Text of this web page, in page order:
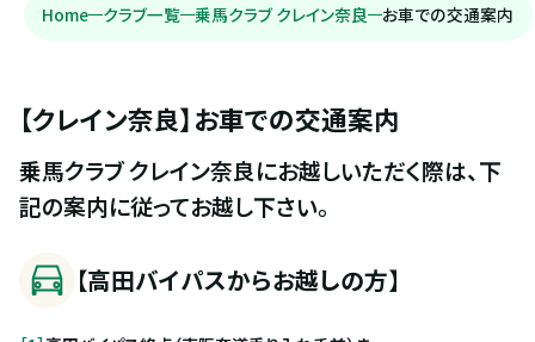
Home クラブ一覧 乗馬クラブ クレイン奈良 お車での交通案内
【クレイン奈良】お車での交通案内
乗馬クラブ クレイン奈良にお越しいただく際は、下
記の案内に従ってお越し下さい。
【高田バイパスからお越しの方】